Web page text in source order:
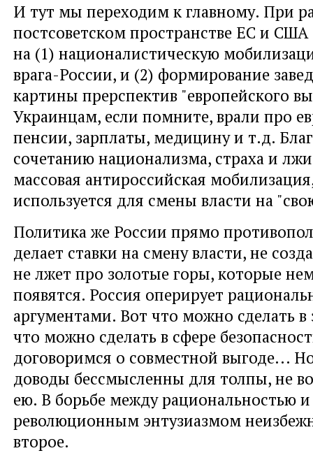
И тут мы переходим к главному. При
постсоветском пространстве ЕС и США
на (1) националистическую
врага-России, и (2) формирование
картины прерспектив "европейского
Украинцам, если помните, врали про
пенсии, зарплаты, медицину и т.д.
сочетанию национализма, страха и
массовая антироссийская
используется для смены власти на
Политика же России прямо
делает ставки на смену власти, не
не лжет про золотые горы, которые
появятся. Россия оперирует
аргументами. Вот что можно сделать в
что можно сделать в сфере
договоримся о совместной выгоде...
доводы бессмысленны для толпы, не
ею. В борьбе между рациональностью и
революционным энтузиазмом
второе.